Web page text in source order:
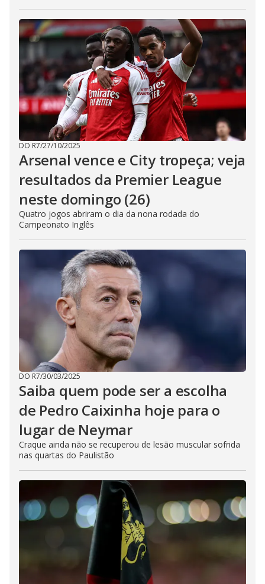
DO R7/27/10/2025
Arsenal vence e City tropeça; veja
resultados da Premier League
neste domingo (26)
Quatro jogos abriram o dia da nona rodada do
Campeonato Inglês
DO R7/30/03/2025
Saiba quem pode ser a escolha
de Pedro Caixinha hoje para o
lugar de Neymar
Craque ainda não se recuperou de lesão muscular sofrida
nas quartas do Paulistão